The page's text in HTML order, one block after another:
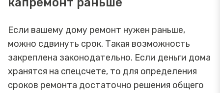
Если вашему дому ремонт нужен раньше,
можно сдвинуть срок. Такая возможность
закреплена законодательно. Если деньги дома
хранятся на спецсчете, то для определения
сроков ремонта достаточно решения общего